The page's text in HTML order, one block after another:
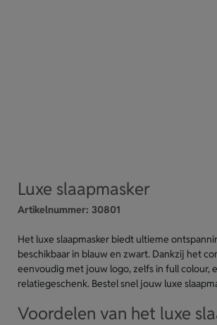
Luxe slaapmasker
Artikelnummer: 30801
Het luxe slaapmasker biedt ultieme
beschikbaar in blauw en zwart. Dankzij het
eenvoudig met jouw logo, zelfs in full colour,
relatiegeschenk. Bestel snel jouw luxe
Voordelen van het luxe